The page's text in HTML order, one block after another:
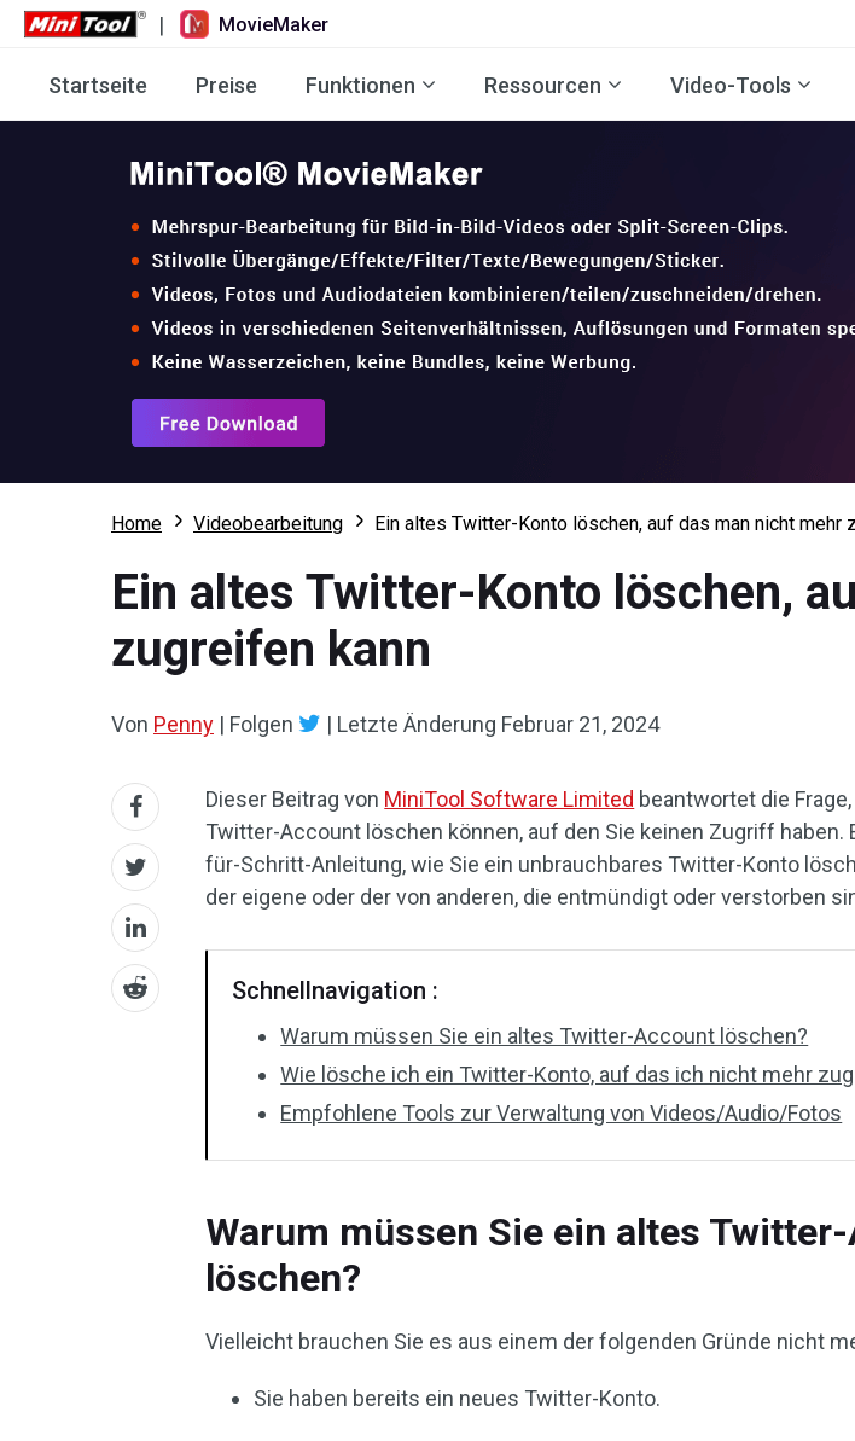
| MovieMaker
Startseite Preise Funktionen Ressourcen Video-Tools
Home Videobearbeitung Ein altes Twitter-Konto löschen, auf das man nicht mehr
Ein altes Twitter-Konto löschen,
zugreifen kann
Von Penny | Folgen | Letzte Änderung Februar 21, 2024
Dieser Beitrag von MiniTool Software Limited beantwortet die
Twitter-Account löschen können, auf den Sie keinen Zugriff haben.
für-Schritt-Anleitung, wie Sie ein unbrauchbares Twitter-Konto
der eigene oder der von anderen, die entmündigt oder verstorben
Schnellnavigation :
Warum müssen Sie ein altes Twitter-Account löschen?
Wie lösche ich ein Twitter-Konto, auf das ich nicht mehr
Empfohlene Tools zur Verwaltung von Videos/Audio/Fotos
Warum müssen Sie ein altes
löschen?
Vielleicht brauchen Sie es aus einem der folgenden Gründe nicht
Sie haben bereits ein neues Twitter-Konto.